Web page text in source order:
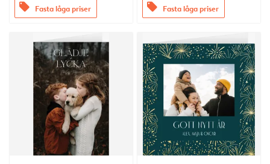
offers Fasta låga priser offers Fasta låga priser